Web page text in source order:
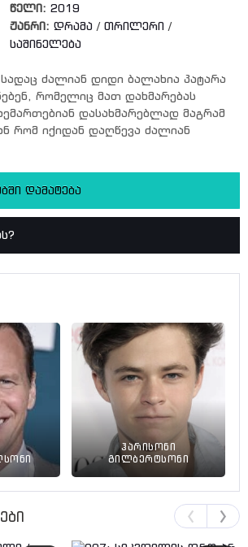
წელი: 2019
ჟანრი: დრამა / თრილერი /
საშინელება
ძალიან დიდი ბალახია პატარა
რომელიც მათ დახმარებას
დასახმარებლად მაგრამ
რომ იქიდან დაღწევა ძალიან
დამატება
ჰარისონი
გილბერტსონი